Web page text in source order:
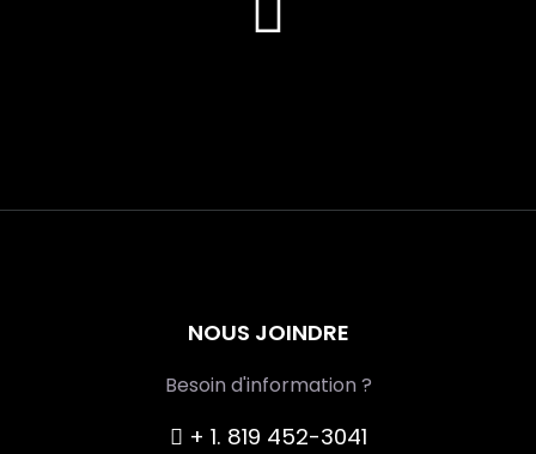
NOUS JOINDRE
Besoin d'information ?
+ 1. 819 452-3041